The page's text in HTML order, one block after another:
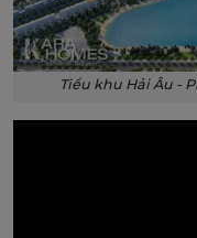
Tiểu khu Hải Âu -